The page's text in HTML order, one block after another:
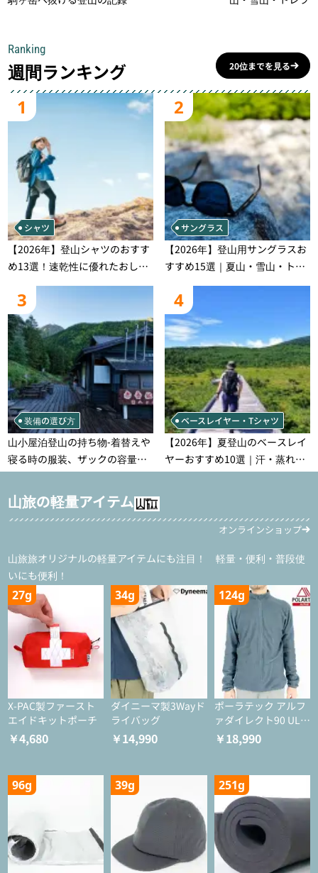
Ranking
週間ランキング 20位までを見る
1
シャツ
【2026年】登山シャツのおすす
め13選！速乾性に優れたおしゃ
れなモデルを徹底紹介！
2
サングラス
【2026年】登山用サングラスお
すすめ15選｜夏山・雪山・トレ
ラン別、シーンで選ぶ失敗しな
い一本
3
装備の選び方
山小屋泊登山の持ち物‐着替えや
寝る時の服装、ザックの容量な
どを徹底紹介！1泊2日、2泊3日
用のリスト付き
4
ベースレイヤー・Tシャツ
【2026年】夏登山のベースレイ
ヤーおすすめ10選｜汗・蒸れ・
汗冷え対策に効く選び方
山旅の軽量アイテム
オンラインショップ
山旅旅オリジナルの軽量アイテムにも注目！ 軽量・便利・普段使
いにも便利！
27g
X-PAC製ファースト
エイドキットポーチ
￥4,680
34g
ダイニーマ製3Wayド
ライバッグ
￥14,990
124g
ポーラテック アルフ
ァダイレクト90 ULジ
ャケット
￥18,990
96g 39g 251g